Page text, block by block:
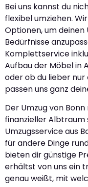
Bei uns kannst du
flexibel umziehen.
Optionen, um deinen
Bedürfnisse
Komplettservice
Aufbau der Möbel in
oder ob du lieber
passen uns ganz
Der Umzug von
finanzieller Albtraum
Umzugsservice aus
für andere Dinge
bieten dir günstige
erhältst von uns ein
genau weißt, mit